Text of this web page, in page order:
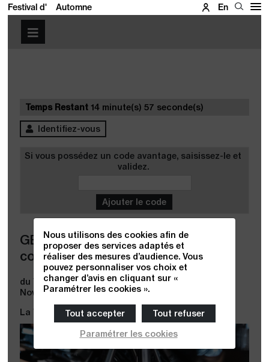
Festival d' Automne En